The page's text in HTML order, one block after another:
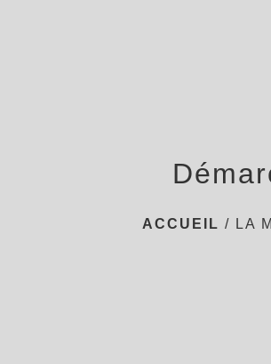
ACCUEIL / LA